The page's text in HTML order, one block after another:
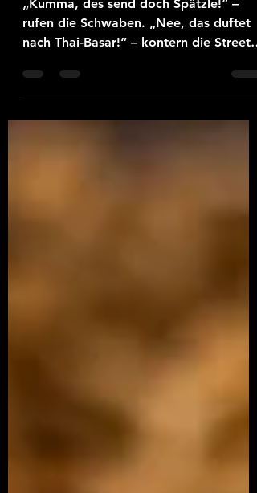
Wok anzünden 🔥🥢
„Kumma, des send doch Spätzle!“ –
rufen die Schwaben. „Nee, das duftet